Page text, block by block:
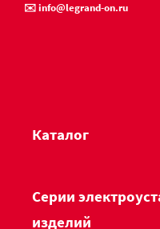
✉️ info@legrand-on.ru
Каталог
Серии
изделий